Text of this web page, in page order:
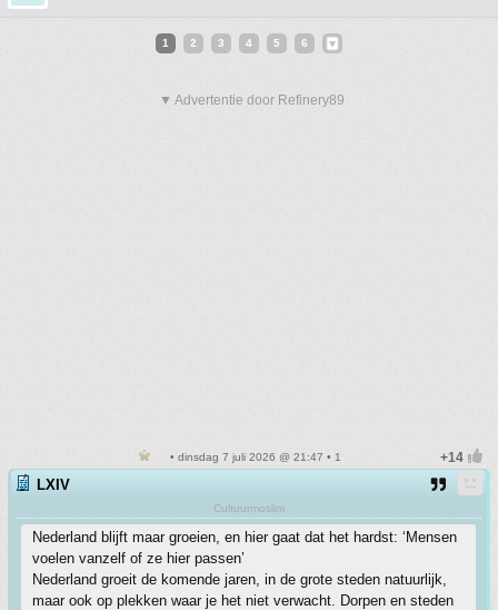
1 2 3 4 5 6
▼ Advertentie door Refinery89
• dinsdag 7 juli 2026 @ 21:47 • 1
LXIV
Cultuurmoslim
Nederland blijft maar groeien, en hier gaat dat het hardst: ‘Mensen
voelen vanzelf of ze hier passen’
Nederland groeit de komende jaren, in de grote steden natuurlijk,
maar ook op plekken waar je het niet verwacht. Dorpen en steden